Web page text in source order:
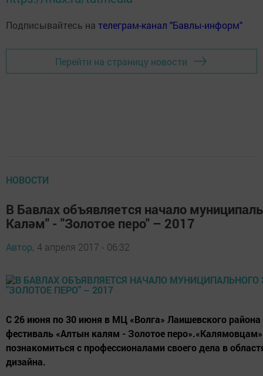
Подписывайтесь на телеграм-канал "Бавлы-информ"
Перейти на страницу новости
НОВОСТИ
В Бавлах объявляется начало
Каләм" - "Золотое перо" – 2017
Автор, 4 апреля 2017 - 06:32
С 26 июня по 30 июня в МЦ «Волга» Лаишевского района
фестиваль «Алтын калям - Золотое
познакомиться с профессионалами своего дела в
дизайна.